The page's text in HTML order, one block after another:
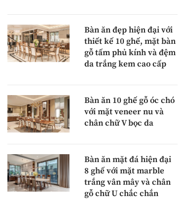
Bàn ăn đẹp hiện đại với
thiết kế 10 ghế, mặt bàn
gỗ tấm phủ kính và đệm
da trắng kem cao cấp
Bàn ăn 10 ghế gỗ óc chó
với mặt veneer nu và
chân chữ V bọc da
Bàn ăn mặt đá hiện đại
8 ghế với mặt marble
trắng vân mây và chân
gỗ chữ U chắc chắn